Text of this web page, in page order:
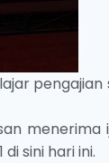
pengajian
menerima
sini hari ini.